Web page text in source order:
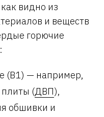
видно из
и веществ
горючие
(В1) — например,
(ДВП),
обшивки и